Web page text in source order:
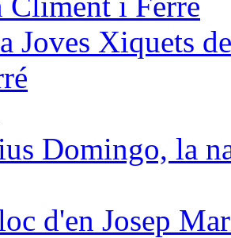
Joves Xiquets
Domingo, la
d'en Josep